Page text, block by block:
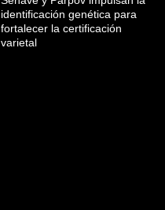
identificación genética para
fortalecer la certificación
varietal